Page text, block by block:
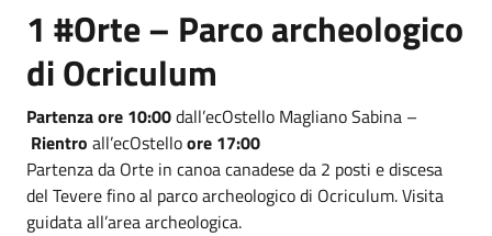
1 #Orte – Parco archeologico
di Ocriculum
Partenzaore 10:00dall’ecOstello Magliano Sabina –
Rientro all’ecOstelloore 17:00
Partenza da Orte in canoa canadese da 2 posti e discesa
del Tevere fino al parco archeologico di Ocriculum. Visita
guidata all’area archeologica.